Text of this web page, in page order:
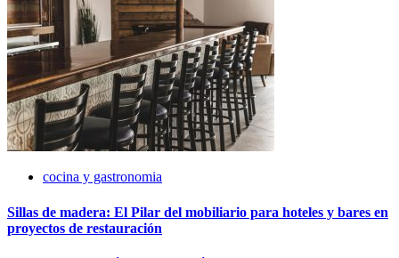
cocina y gastronomia
Sillas de madera: El Pilar del mobiliario para hoteles y bares en
proyectos de restauración